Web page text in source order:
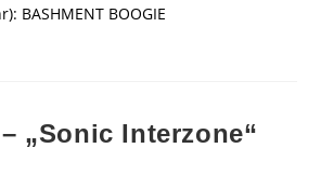
BASHMENT BOOGIE
„Sonic Interzone“